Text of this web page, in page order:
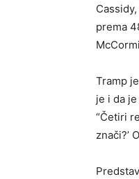
prema
Tramp
je i da
“Četiri
znači?’